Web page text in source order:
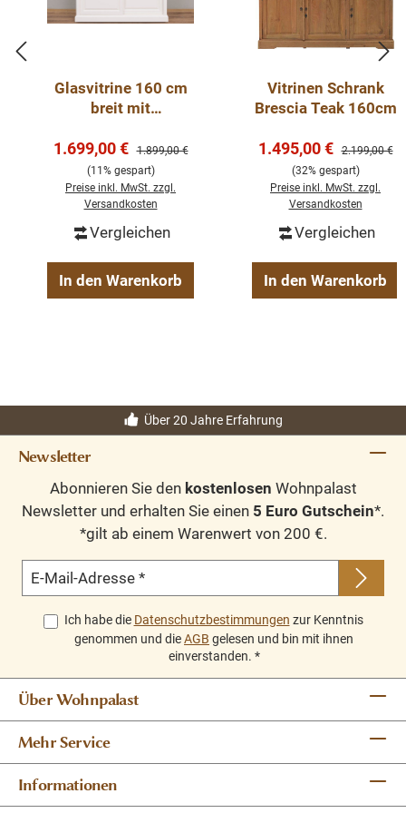
Glasvitrine 160 cm
breit mit
Landhaus Vitrine
Verkaufspreis:
1.699,00 € Regulärer Preis:
1.899,00 €
(11% gespart)
Preise inkl. MwSt. zzgl.
Versandkosten
Vergleichen
In den Warenkorb
Vitrinen Schrank
Brescia Teak 160cm
Verkaufspreis:
1.495,00 € Regulärer
2.199,00 €
(32% gespart)
Preise inkl. MwSt. zzgl.
Versandkosten
Vergleichen
In den Warenkorb
Über 20 Jahre Erfahrung
Newsletter
Abonnieren Sie den kostenlosen Wohnpalast
Newsletter und erhalten Sie einen 5 Euro Gutschein*.
*gilt ab einem Warenwert von 200 €.
E-Mail-Adresse *
Ich habe die Datenschutzbestimmungen zur Kenntnis
genommen und dieAGB gelesen und bin mit ihnen
einverstanden. *
Über Wohnpalast
Mehr Service
Informationen